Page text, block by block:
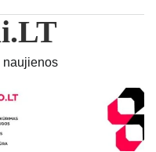
naujienos